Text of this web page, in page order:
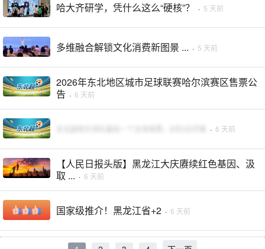
哈大齐研学，凭什么这么“硬核”？ · 5 天前
多维融合解锁文化消费新图景 ... · 5 天前
2026年东北地区城市足球联赛哈尔滨赛区售票公
告 · 6 天前
· 6 天前
【人民日报头版】黑龙江大庆赓续红色基因、汲
取 ... · 6 天前
国家级推介！黑龙江省+2 · 6 天前